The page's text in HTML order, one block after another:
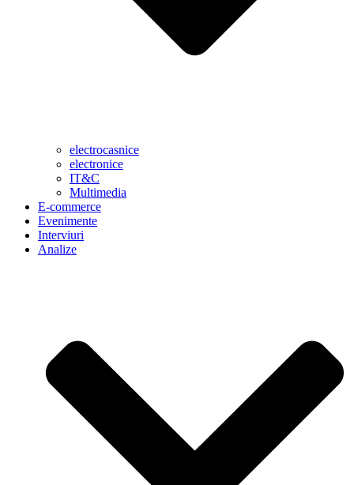
electrocasnice
electronice
IT&C
Multimedia
E-commerce
Evenimente
Interviuri
Analize